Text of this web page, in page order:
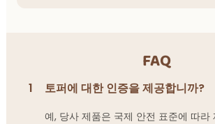
FAQ
1 토퍼에 대한 인증을 제공합니까?
예, 당사 제품은 국제 안전 표준에 따라